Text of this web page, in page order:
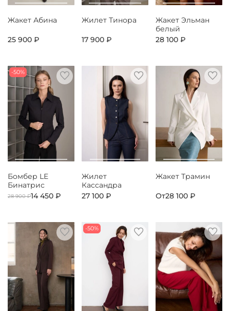
Жакет Абина
25 900 ₽
Жилет Тинора
17 900 ₽
Жакет Эльман
белый
28 100 ₽
-50%
Бомбер LE
Бинатрис
28 900 ₽14 450 ₽
Жилет
Кассандра
27 100 ₽
Жакет Трамин
От28 100 ₽
-50%